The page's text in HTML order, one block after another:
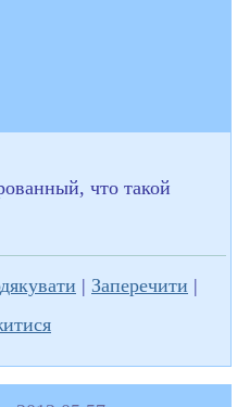
что такой
| Заперечити |